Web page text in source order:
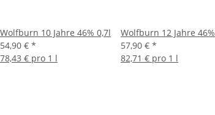
Wolfburn 10 Jahre 46% 0,7l
54,90 € *
78,43 € pro 1 l
Wolfburn 12 Jahre
57,90 € *
82,71 € pro 1 l